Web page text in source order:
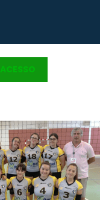
ACESSO